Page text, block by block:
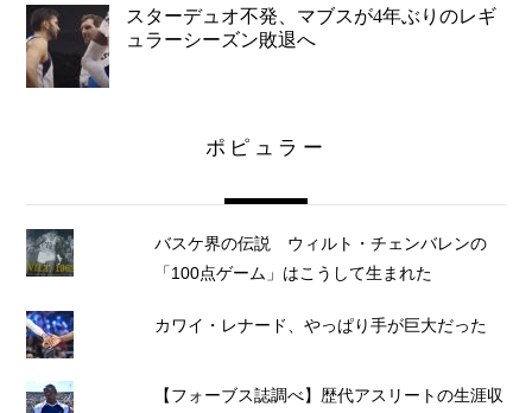
スターデュオ不発、マブスが4年ぶりのレギ
ュラーシーズン敗退へ
ポピュラー
バスケ界の伝説 ウィルト・チェンバレンの
「100点ゲーム」はこうして生まれた
カワイ・レナード、やっぱり手が巨大だった
【フォーブス誌調べ】歴代アスリートの生涯収